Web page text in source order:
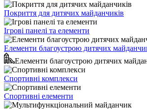
Покриття для дитячих майданчиків
Ігрові панелі та елементи
Елементи благоустрою дитячих
Елементи благоустрою дитячих
Спортивні комплекси
Спортивні елементи